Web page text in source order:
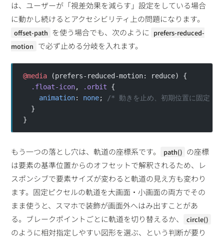
は、ユーザーが「視差効果を減らす」設定をしている場合
に動かし続けるとアクセシビリティ上の問題になります。
offset-path を使う場合でも、次のように prefers-reduced-
motion で必ず止める分岐を入れます。
@media (prefers-reduced-motion: reduce) {
  .float-icon
, .orbit {
    animation
: none; /* 動きを止め、初期位置に固定 */
  }
}
もう一つの落とし穴は、軌道の座標系です。 path() の座標
は要素の基準位置からのオフセットで解釈されるため、レ
スポンシブで要素サイズが変わると軌道の見え方も変わり
ます。固定ピクセルの軌道を大画面・小画面の両方でその
まま使うと、スマホで装飾が画面外へはみ出すことがあ
る。ブレークポイントごとに軌道を切り替えるか、
circle()
のように相対指定しやすい図形を選ぶ、という判断が要り